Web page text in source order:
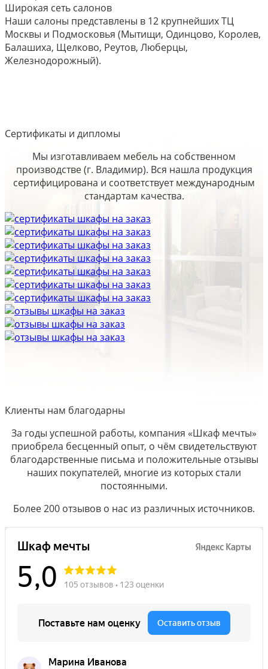
Широкая сеть салонов
Наши салоны представлены в 12 крупнейших ТЦ
Москвы и Подмосковья (Мытищи, Одинцово, Королев,
Балашиха, Щелково, Реутов, Люберцы,
Железнодорожный).
Сертификаты и дипломы
Мы изготавливаем мебель на собственном
производстве (г. Владимир). Вся нашла продукция
сертифицирована и соответствует международным
стандартам качества.
Клиенты нам благодарны
За годы успешной работы, компания «Шкаф мечты»
приобрела бесценный опыт, о чём свидетельствуют
благодарственные письма и положительные отзывы
наших покупателей, многие из которых стали
постоянными.
Более 200 отзывов о нас из различных источников.